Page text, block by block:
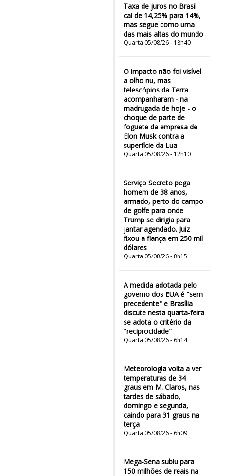
Taxa de juros no Brasil
cai de 14,25% para 14%,
mas segue como uma
das mais altas do mundo
Quarta 05/08/26 - 18h40
O impacto não foi visível
a olho nu, mas
telescópios da Terra
acompanharam - na
madrugada de hoje - o
choque de parte de
foguete da empresa de
Elon Musk contra a
superfície da Lua
Quarta 05/08/26 - 12h10
Serviço Secreto pega
homem de 38 anos,
armado, perto do campo
de golfe para onde
Trump se dirigia para
jantar agendado. Juiz
fixou a fiança em 250 mil
dólares
Quarta 05/08/26 - 8h15
A medida adotada pelo
governo dos EUA é "sem
precedente" e Brasília
discute nesta quarta-feira
se adota o critério da
"reciprocidade"
Quarta 05/08/26 - 6h14
Meteorologia volta a ver
temperaturas de 34
graus em M. Claros, nas
tardes de sábado,
domingo e segunda,
caindo para 31 graus na
terça
Quarta 05/08/26 - 6h09
Mega-Sena subiu para
150 milhões de reais na